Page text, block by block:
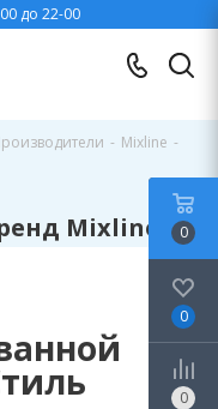
до 22-00
- Mixline -
Mixline 0
0
0